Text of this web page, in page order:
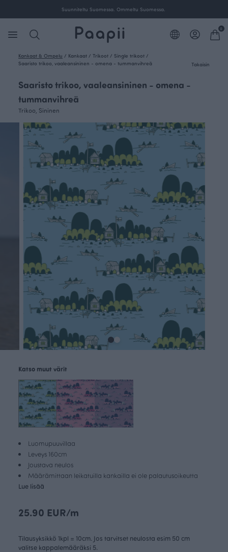
Suunniteltu Suomessa. Ommeltu
0
Kankaat & Ompelu / Kankaat / Trikoot / Single trikoot /
Saaristo trikoo, vaaleansininen - omena - tummanvihreä
Takaisin
Saaristo trikoo, vaaleansininen - omena -
tummanvihreä
Trikoo, Sininen
Luomupuuvillaa
Leveys 160cm
Joustava neulos
Määrämittaan leikatuilla kankailla ei ole palautusoikeutta
Lue lisää
Katso muut värit
25.90 EUR/m
Tilausyksikkö 1kpl = 10cm. Jos tarvitset neulosta esim 50 cm
valitse kappalemääräksi 5.